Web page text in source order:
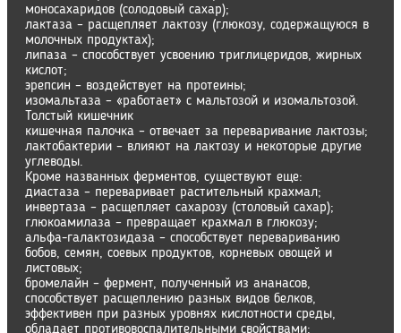
моносахаридов (солодовый сахар);
лактаза – расщепляет лактозу (глюкозу, содержащуюся в
молочных продуктах);
липаза – способствует усвоению триглицеридов, жирных
кислот;
эрепсин – воздействует на протеины;
изомальтаза – «работает» с мальтозой и изомальтозой.
Толстый кишечник
кишечная палочка – отвечает за переваривание лактозы;
лактобактерии – влияют на лактозу и некоторые другие
углеводы.
Кроме названных ферментов, существуют еще:
диастаза – переваривает растительный крахмал;
инвертаза – расщепляет сахарозу (столовый сахар);
глюкоамилаза – превращает крахмал в глюкозу;
альфа-галактозидаза – способствует перевариванию
бобов, семян, соевых продуктов, корневых овощей и
листовых;
бромелайн – фермент, полученный из ананасов,
способствует расщеплению разных видов белков,
эффективен при разных уровнях кислотности среды,
обладает противовоспалительными свойствами;